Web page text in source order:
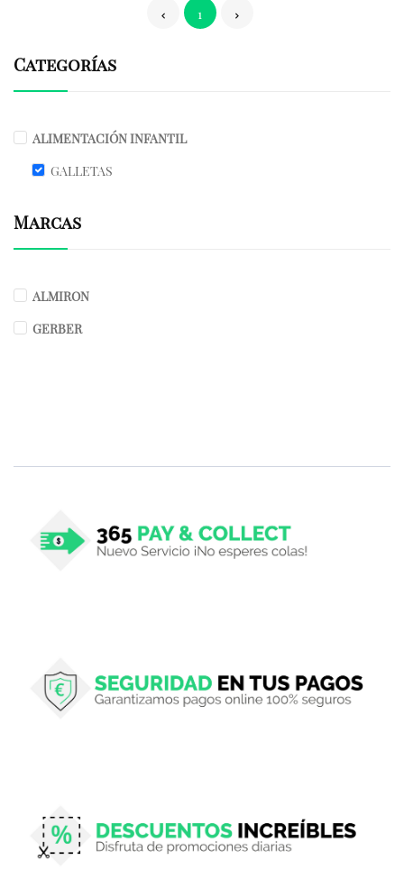
Categorías
ALIMENTACIÓN INFANTIL
GALLETAS
Marcas
ALMIRON
GERBER
1